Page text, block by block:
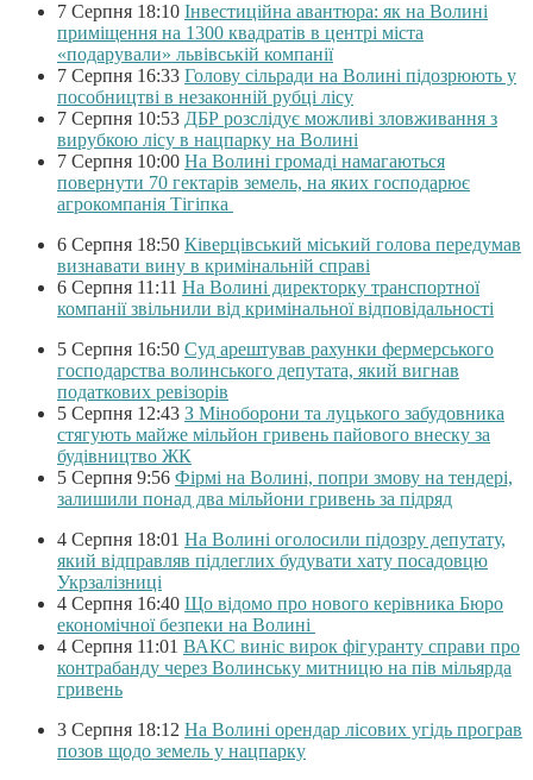
7 Серпня 18:10 Інвестиційна авантюра: як на Волині
приміщення на 1300 квадратів в центрі міста
«подарували» львівській компанії
7 Серпня 16:33 Голову сільради на Волині підозрюють у
пособництві в незаконній рубці лісу
7 Серпня 10:53 ДБР розслідує можливі зловживання з
вирубкою лісу в нацпарку на Волині
7 Серпня 10:00 На Волині громаді намагаються
повернути 70 гектарів земель, на яких господарює
агрокомпанія Тігіпка
6 Серпня 18:50 Ківерцівський міський голова передумав
визнавати вину в кримінальній справі
6 Серпня 11:11 На Волині директорку транспортної
компанії звільнили від кримінальної відповідальності
5 Серпня 16:50 Суд арештував рахунки фермерського
господарства волинського депутата, який вигнав
податкових ревізорів
5 Серпня 12:43 З Міноборони та луцького забудовника
стягують майже мільйон гривень пайового внеску за
будівництво ЖК
5 Серпня 9:56 Фірмі на Волині, попри змову на тендері,
залишили понад два мільйони гривень за підряд
4 Серпня 18:01 На Волині оголосили підозру депутату,
який відправляв підлеглих будувати хату посадовцю
Укрзалізниці
4 Серпня 16:40 Що відомо про нового керівника Бюро
економічної безпеки на Волині
4 Серпня 11:01 ВАКС виніс вирок фігуранту справи про
контрабанду через Волинську митницю на пів мільярда
гривень
3 Серпня 18:12 На Волині орендар лісових угідь програв
позов щодо земель у нацпарку